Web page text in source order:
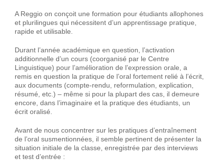
A Reggio on conçoit une formation pour étudiants allophones
et plurilingues qui nécessitent d’un apprentissage pratique,
rapide et utilisable.
Durant l’année académique en question, l’activation
additionnelle d’un cours (coorganisé par le Centre
Linguistique) pour l’amélioration de l’expression orale, a
remis en question la pratique de l’oral fortement relié à l’écrit,
aux documents (compte-rendu, reformulation, explication,
résumé, etc.) – même si pour la plupart des cas, il demeure
encore, dans l’imaginaire et la pratique des étudiants, un
écrit oralisé.
Avant de nous concentrer sur les pratiques d’entraînement
de l’oral susmentionnées, il semble pertinent de présenter la
situation initiale de la classe, enregistrée par des interviews
et test d’entrée :